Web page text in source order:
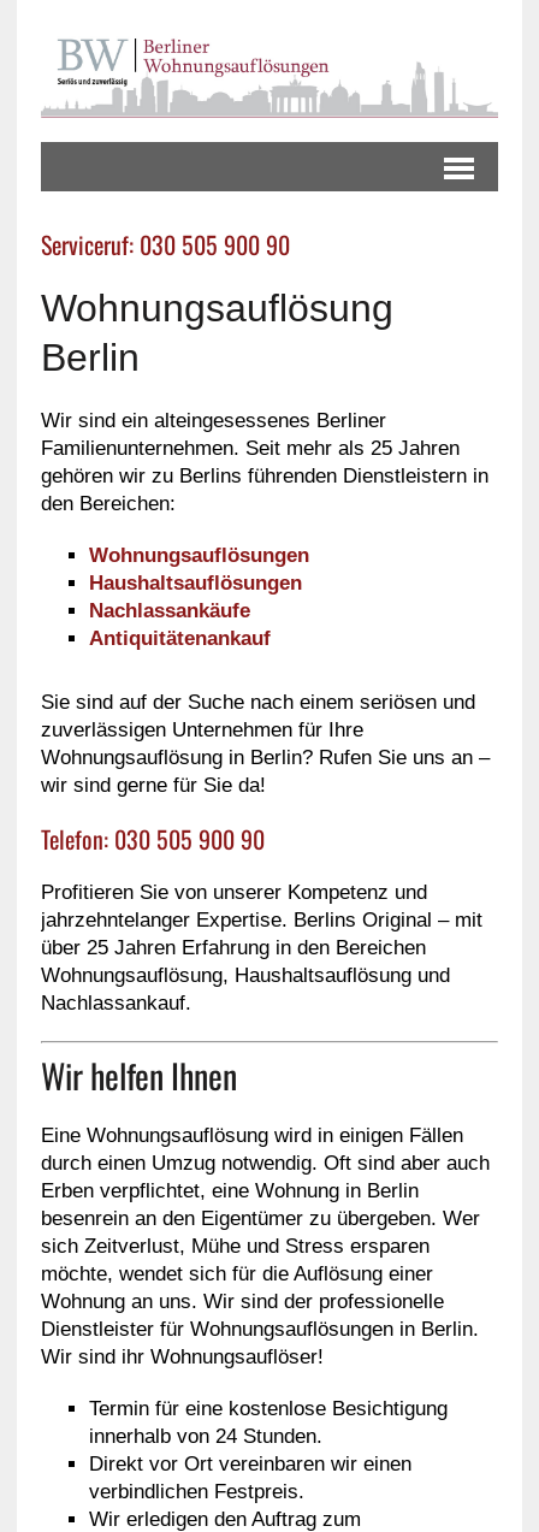
Serviceruf: 030 505 900 90
Wohnungsauflösung
Berlin
Wir sind ein alteingesessenes Berliner
Familienunternehmen. Seit mehr als 25 Jahren
gehören wir zu Berlins führenden Dienstleistern in
den Bereichen:
Wohnungsauflösungen
Haushaltsauflösungen
Nachlassankäufe
Antiquitätenankauf
Sie sind auf der Suche nach einem seriösen und
zuverlässigen Unternehmen für Ihre
Wohnungsauflösung in Berlin? Rufen Sie uns an –
wir sind gerne für Sie da!
Telefon: 030 505 900 90
Profitieren Sie von unserer Kompetenz und
jahrzehntelanger Expertise. Berlins Original – mit
über 25 Jahren Erfahrung in den Bereichen
Wohnungsauflösung, Haushaltsauflösung und
Nachlassankauf.
Wir helfen Ihnen
Eine Wohnungsauflösung wird in einigen Fällen
durch einen Umzug notwendig. Oft sind aber auch
Erben verpflichtet, eine Wohnung in Berlin
besenrein an den Eigentümer zu übergeben. Wer
sich Zeitverlust, Mühe und Stress ersparen
möchte, wendet sich für die Auflösung einer
Wohnung an uns. Wir sind der professionelle
Dienstleister für Wohnungsauflösungen in Berlin.
Wir sind ihr Wohnungsauflöser!
Termin für eine kostenlose Besichtigung
innerhalb von 24 Stunden.
Direkt vor Ort vereinbaren wir einen
verbindlichen Festpreis.
Wir erledigen den Auftrag zum